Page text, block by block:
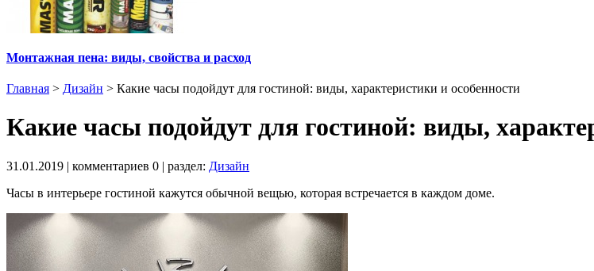
Монтажная пена: виды, свойства и расход
Главная > Дизайн > Какие часы подойдут для гостиной: виды, характеристики и особенности
Какие часы подойдут для гостиной: виды,
31.01.2019 | комментариев 0 | раздел: Дизайн
Часы в интерьере гостиной кажутся обычной вещью, которая встречается в каждом доме.